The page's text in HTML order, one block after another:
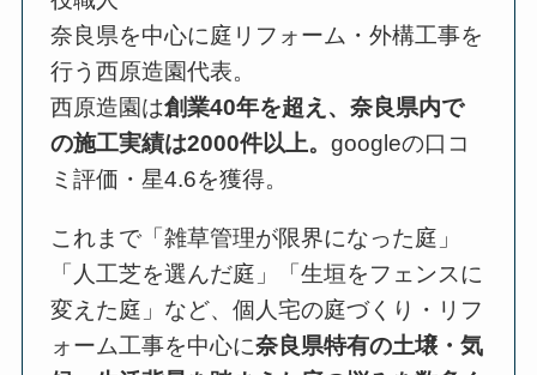
奈良県を中心に庭リフォーム・外構工事を
行う西原造園代表。
西原造園は創業40年を超え、奈良県内で
の施工実績は2000件以上。googleの口コ
ミ評価・星4.6を獲得。
これまで「雑草管理が限界になった庭」
「人工芝を選んだ庭」「生垣をフェンスに
変えた庭」など、個人宅の庭づくり・リフ
ォーム工事を中心に奈良県特有の土壌・気